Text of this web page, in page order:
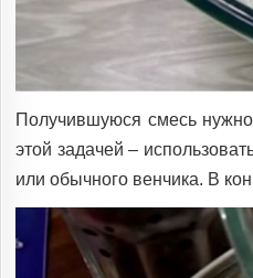
Получившуюся смесь
этой задачей –
или обычного венчика. В